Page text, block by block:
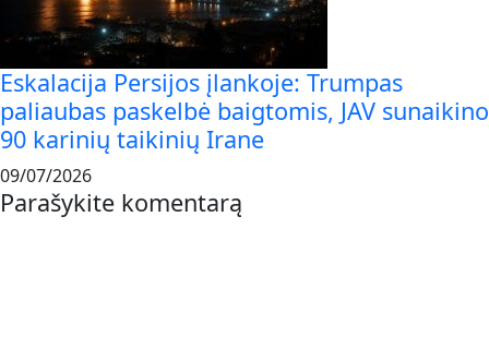
Eskalacija Persijos įlankoje: Trumpas
paliaubas paskelbė baigtomis, JAV sunaikino
90 karinių taikinių Irane
09/07/2026
Parašykite komentarą